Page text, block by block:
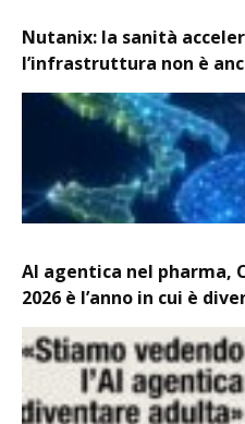
Nutanix: la sanità
l’infrastruttura non è
AI agentica nel pharma,
2026 è l’anno in cui è